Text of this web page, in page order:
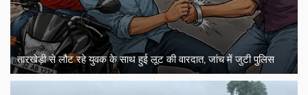
तारखेड़ी से लौट रहे युवक के साथ हुई लूट की वारदात, जांच में जुटी पुलिस